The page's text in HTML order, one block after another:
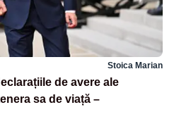
Stoica Marian
de avere ale
sa de viață –